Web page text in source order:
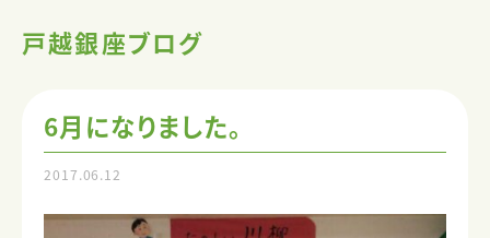
戸越銀座ブログ
6月になりました。
2017.06.12